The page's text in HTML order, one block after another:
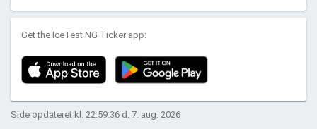
Get the IceTest NG Ticker app:
Side opdateret kl. 22:59:36 d. 7. aug. 2026